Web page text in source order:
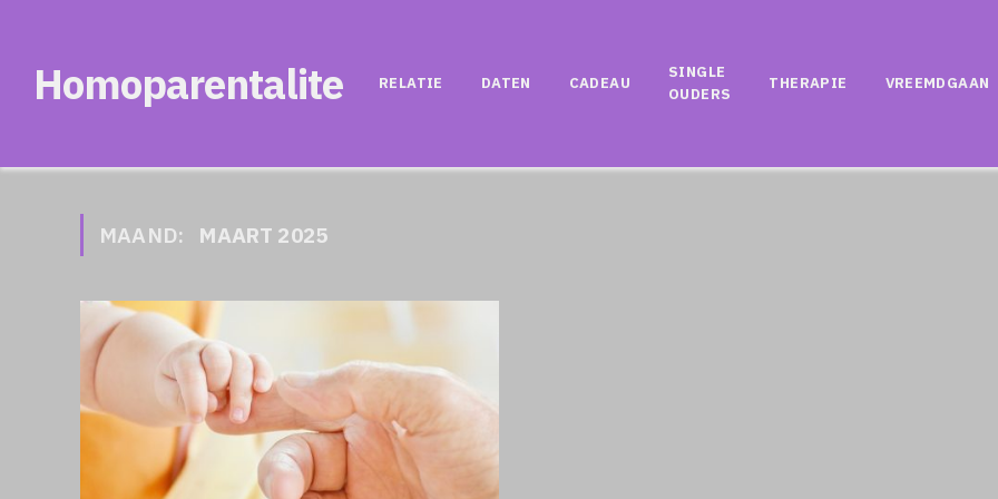
Homoparentalite RELATIE DATEN CADEAU
SINGLE
OUDERS
THERAPIE VREEMDGAAN
MAAND: MAART 2025